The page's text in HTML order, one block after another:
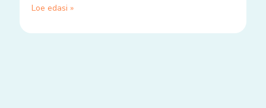
Loe edasi »